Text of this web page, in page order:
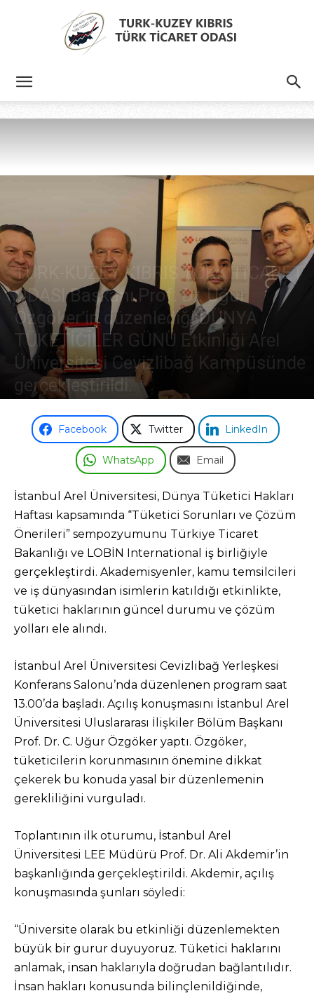
Türk
Ticaret
Odası
TÜRK-KUZEY KIBRIS TÜRK TİCARET
ODASI Başkanı Prof. Dr. Uğur
Özgöker’in düzenlediği DÜNYA
TÜKETİCİLER GÜNÜ Etkinliği Arel
Üniversitesi Cevizlibağ Kampüsünde
gerçekleştirildi.
Facebook Twitter LinkedIn
WhatsApp Email
İstanbul Arel Üniversitesi, Dünya Tüketici Hakları
Haftası kapsamında “Tüketici Sorunları ve Çözüm
Önerileri” sempozyumunu Türkiye Ticaret
Bakanlığı ve LOBİN International iş birliğiyle
gerçekleştirdi. Akademisyenler, kamu temsilcileri
ve iş dünyasından isimlerin katıldığı etkinlikte,
tüketici haklarının güncel durumu ve çözüm
yolları ele alındı.
İstanbul Arel Üniversitesi Cevizlibağ Yerleşkesi
Konferans Salonu’nda düzenlenen program saat
13.00’da başladı. Açılış konuşmasını İstanbul Arel
Üniversitesi Uluslararası İlişkiler Bölüm Başkanı
Prof. Dr. C. Uğur Özgöker yaptı. Özgöker,
tüketicilerin korunmasının önemine dikkat
çekerek bu konuda yasal bir düzenlemenin
gerekliliğini vurguladı.
Toplantının ilk oturumu, İstanbul Arel
Üniversitesi LEE Müdürü Prof. Dr. Ali Akdemir’in
başkanlığında gerçekleştirildi. Akdemir, açılış
konuşmasında şunları söyledi:
“Üniversite olarak bu etkinliği düzenlemekten
büyük bir gurur duyuyoruz. Tüketici haklarını
anlamak, insan haklarıyla doğrudan bağlantılıdır.
İnsan hakları konusunda bilinçlenildiğinde,